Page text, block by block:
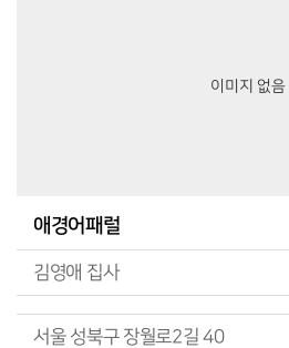
이미지 없음
애경어패럴
김영애 집사
서울 성북구 장월로2길 40